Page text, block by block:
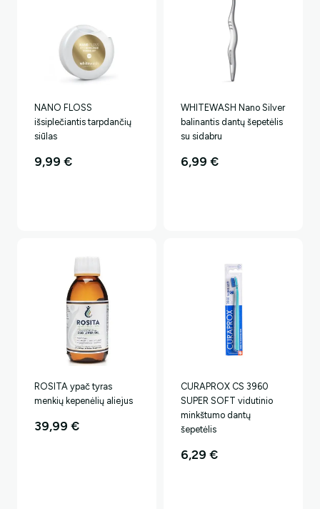
NANO FLOSS
išsiplečiantis tarpdančių
siūlas
9,99€
WHITEWASH Nano Silver
balinantis dantų šepetėlis
su sidabru
6,99 €
ROSITA ypač tyras
menkių kepenėlių aliejus
39,99€
CURAPROX CS 3960
SUPER SOFT vidutinio
minkštumo dantų
šepetėlis
6,29 €